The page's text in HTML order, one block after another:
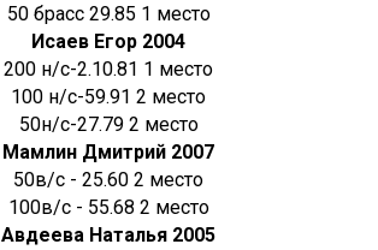
50 брасс 29.85 1 место
Исаев Егор 2004
200 н/с-2.10.81 1 место
100 н/с-59.91 2 место
50н/с-27.79 2 место
Мамлин Дмитрий 2007
50в/с - 25.60 2 место
100в/с - 55.68 2 место
Авдеева Наталья 2005